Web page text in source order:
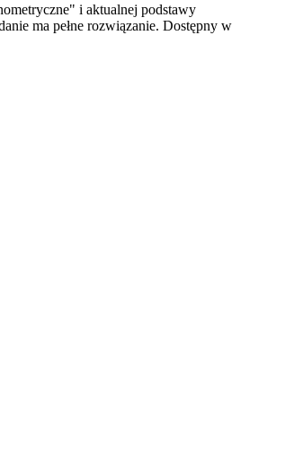
i aktualnej podstawy
ma pełne rozwiązanie. Dostępny w